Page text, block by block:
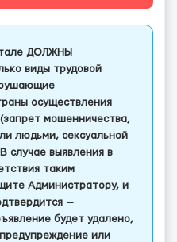
ДОЛЖНЫ
виды трудовой
осуществления
мошенничества,
людьми, сексуальной
случае выявления в
таким
Администратору, и
—
будет удалено,
или